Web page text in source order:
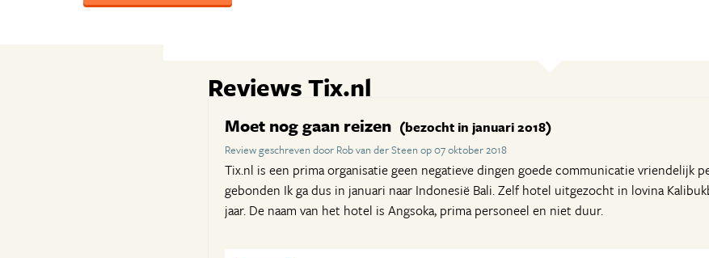
Reviews Tix.nl
Moet nog gaan reizen (bezocht in januari 2018)
Review geschreven door Rob van der Steen op 07 oktober 2018
Tix.nl is een prima organisatie geen negatieve dingen goede communicatie vriendelijk
gebonden Ik ga dus in januari naar Indonesië Bali. Zelf hotel uitgezocht in lovina
jaar. De naam van het hotel is Angsoka, prima personeel en niet duur.